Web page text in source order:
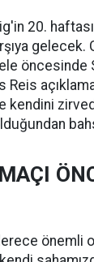
20.
öncesinde
Reis
kendini
önemli